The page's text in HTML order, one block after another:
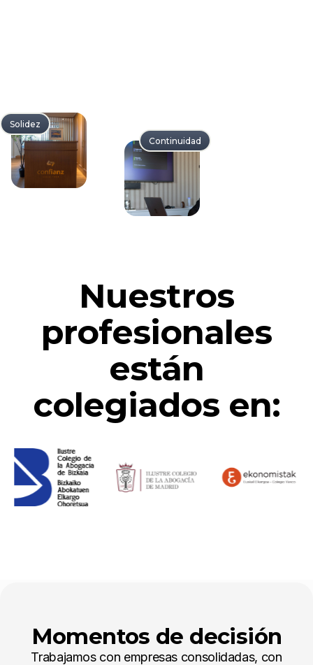
Continuidad
Solidez
Nuestros
profesionales
están
colegiados en:
Momentos de decisión
Trabajamos con empresas consolidadas, con